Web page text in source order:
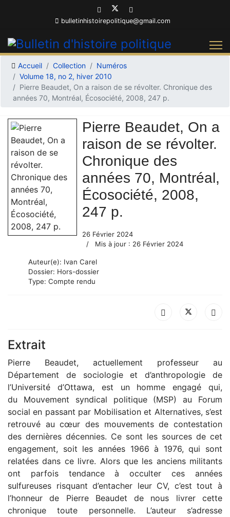
bulletinhistoirepolitique@gmail.com
Accueil Collection
Numéros
Volume 18, no 2, hiver 2010
Pierre Beaudet, On a raison de se révolter. Chronique des
années 70, Montréal, Écosociété, 2008, 247 p.
Pierre Beaudet, On a
raison de se révolter.
Chronique des
années 70, Montréal,
Écosociété, 2008,
247 p.
26 Février 2024
Mis à jour : 26 Février 2024
Auteur(e): Ivan Carel
Dossier: Hors-dossier
Type: Compte rendu
Extrait
Pierre Beaudet, actuellement professeur au
Département de sociologie et d’anthropologie de
l’Université d’Ottawa, est un homme engagé qui,
du Mouvement syndical politique (MSP) au Forum
social en passant par Mobilisation et Alternatives, s’est
retrouvé au cœur des mouvements de contestation
des dernières décennies. Ce sont les sources de cet
engagement, soit les années 1966 à 1976, qui sont
relatées dans ce livre. Alors que les anciens militants
ont parfois tendance à occulter ces années
sulfureuses risquant d’entacher leur CV, c’est tout à
l’honneur de Pierre Beaudet de nous livrer cette
chronique toute personnelle. L’auteur s’adresse